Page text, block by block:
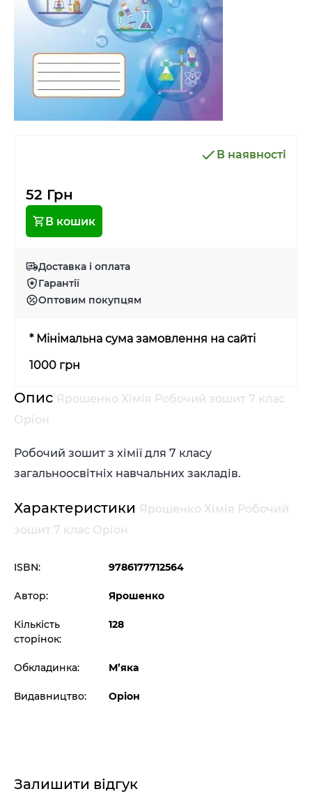
В наявності
52 Грн
В кошик
Доставка і оплата
Гарантії
Оптовим покупцям
* Мінімальна сума замовлення на сайті
1000 грн
Опис Ярошенко Хімія Робочий зошит 7 клас
Оріон
Робочий зошит з хімії для 7 класу
загальноосвітніх навчальних закладів.
Характеристики Ярошенко Хімія Робочий
зошит 7 клас Оріон
ISBN: 9786177712564
Автор: Ярошенко
Кількість
сторінок:
128
Обкладинка: М’яка
Видавництво: Оріон
Залишити відгук